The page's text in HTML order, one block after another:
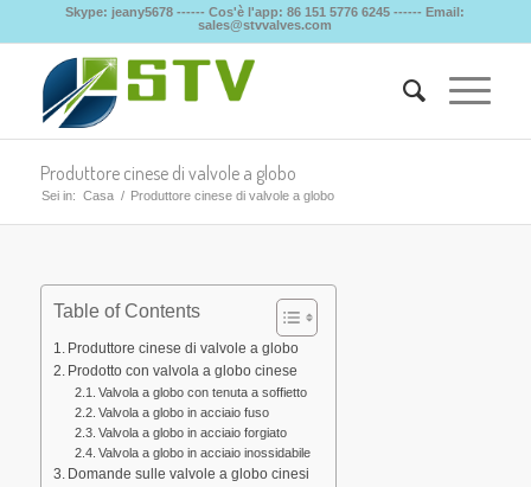
Skype: jeany5678 ------ Cos'è l'app: 86 151 5776 6245 ------ Email:
sales@stvvalves.com
Produttore cinese di valvole a globo
Sei in: Casa / Produttore cinese di valvole a globo
Table of Contents
Produttore cinese di valvole a globo
Prodotto con valvola a globo cinese
Valvola a globo con tenuta a soffietto
Valvola a globo in acciaio fuso
Valvola a globo in acciaio forgiato
Valvola a globo in acciaio inossidabile
Domande sulle valvole a globo cinesi